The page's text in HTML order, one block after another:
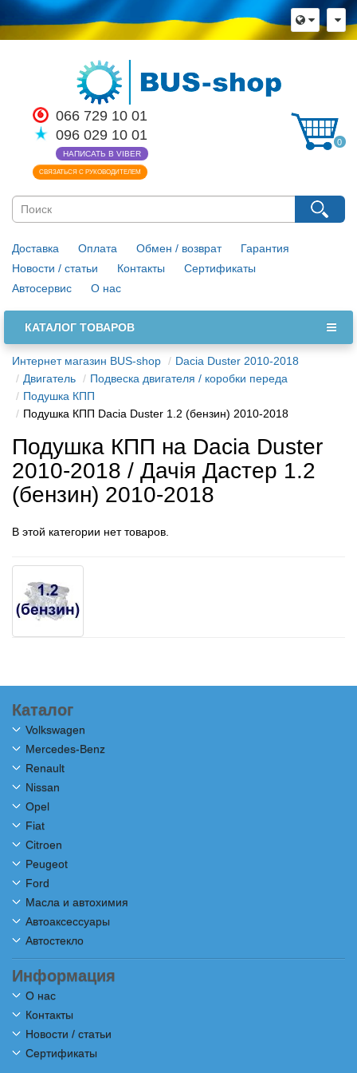
066 729 10 01
096 029 10 01
НАПИСАТЬ В VIBER
СВЯЗАТЬСЯ С РУКОВОДИТЕЛЕМ
0
Доставка Оплата Обмен / возврат
Гарантия
Новости / статьи
Контакты
Сертификаты
Автосервис
О нас
КАТАЛОГ ТОВАРОВ
Интернет магазин BUS-shop
Dacia Duster 2010-2018
Двигатель
Подвеска двигателя / коробки переда
Подушка КПП
Подушка КПП Dacia Duster 1.2 (бензин) 2010-2018
Подушка КПП на Dacia Duster
2010-2018 / Дачія Дастер 1.2
(бензин) 2010-2018
В этой категории нет товаров.
Каталог
Volkswagen
Mercedes-Benz
Renault
Nissan
Opel
Fiat
Citroen
Peugeot
Ford
Масла и автохимия
Автоаксессуары
Автостекло
Информация
О нас
Контакты
Новости / статьи
Сертификаты